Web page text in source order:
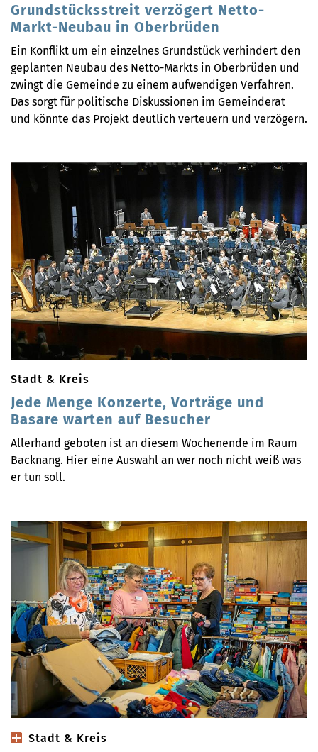
Grundstücksstreit verzögert Netto-
Markt-Neubau in Oberbrüden
Ein Konflikt um ein einzelnes Grundstück verhindert den
geplanten Neubau des Netto-Markts in Oberbrüden und
zwingt die Gemeinde zu einem aufwendigen Verfahren.
Das sorgt für politische Diskussionen im Gemeinderat
und könnte das Projekt deutlich verteuern und verzögern.
Stadt & Kreis
Jede Menge Konzerte, Vorträge und
Basare warten auf Besucher
Allerhand geboten ist an diesem Wochenende im Raum
Backnang. Hier eine Auswahl an wer noch nicht weiß was
er tun soll.
Stadt & Kreis